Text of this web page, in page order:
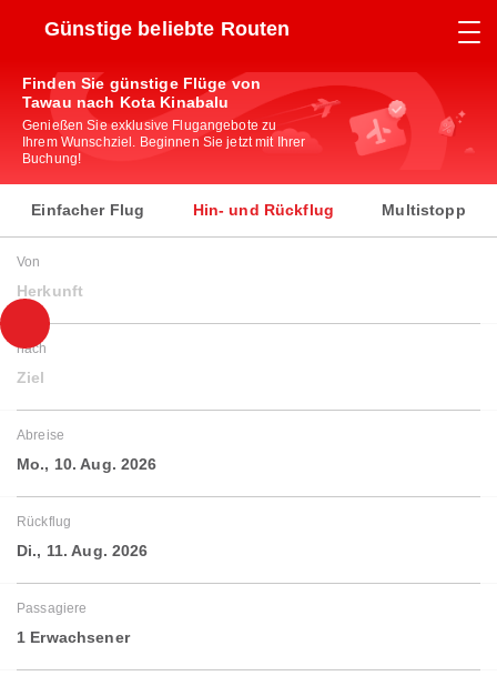
Günstige beliebte Routen
Finden Sie günstige Flüge von
Tawau nach Kota Kinabalu
Genießen Sie exklusive Flugangebote zu
Ihrem Wunschziel. Beginnen Sie jetzt mit Ihrer
Buchung!
Einfacher Flug Hin- und Rückflug Multistopp
Von
Herkunft
nach
Ziel
Abreise
Mo., 10. Aug. 2026
Rückflug
Di., 11. Aug. 2026
Passagiere
1 Erwachsener